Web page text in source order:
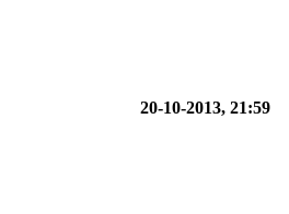
20-10-2013, 21:59